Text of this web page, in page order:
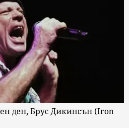
ден, Брус Дикинсън (Iron